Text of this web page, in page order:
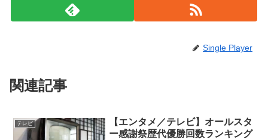
Single Player
関連記事
テレビ
【エンタメ／テレビ】オールスタ
ー感謝祭歴代優勝回数ランキング